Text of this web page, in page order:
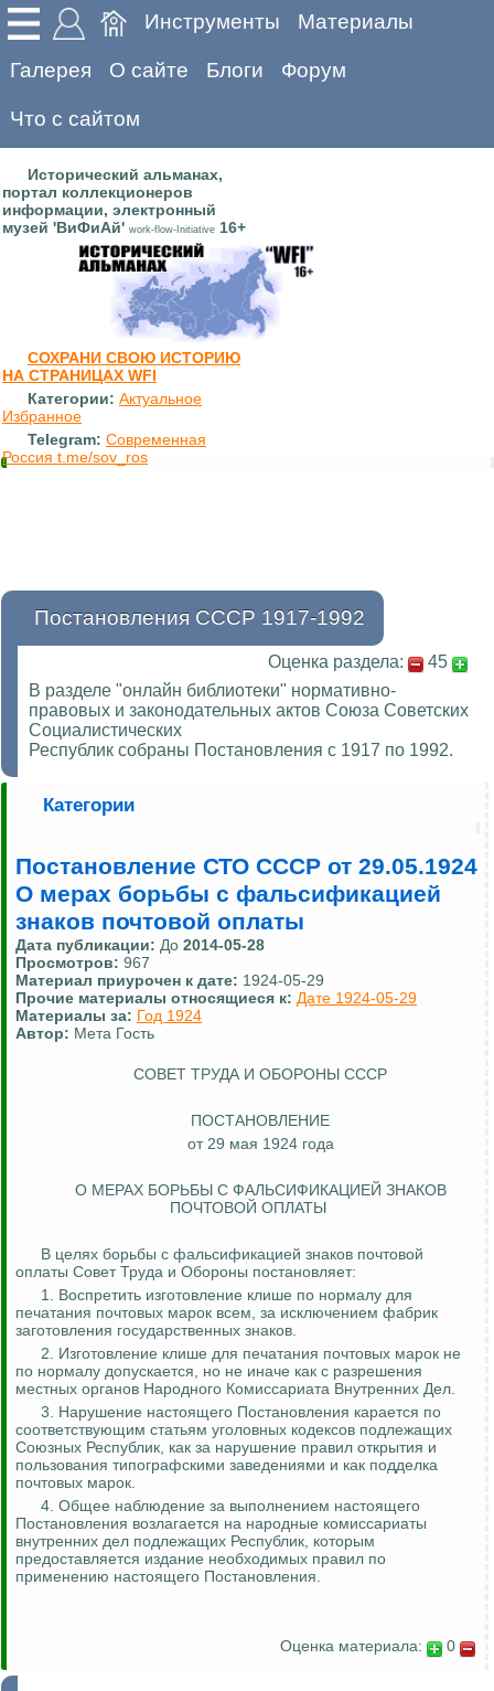
Инструменты Материалы
Галерея О сайте Блоги Форум
Что с сайтом
Исторический альманах,
портал коллекционеров
информации, электронный
музей 'ВиФиАй' work-flow-Initiative 16+
СОХРАНИ СВОЮ ИСТОРИЮ
НА СТРАНИЦАХ WFI
Категории: Актуальное
Избранное
Telegram: Современная
Россия t.me/sov_ros
Постановления СССР 1917-1992
Оценка раздела:
45
В разделе "онлайн библиотеки" нормативно-
правовых и законодательных актов Союза Советских
Социалистических
Республик собраны Постановления с 1917 по 1992.
Категории
Постановление СТО СССР от 29.05.1924
О мерах борьбы с фальсификацией
знаков почтовой оплаты
Дата публикации: До 2014-05-28
Просмотров: 967
Материал приурочен к дате: 1924-05-29
Прочие материалы относящиеся к: Дате 1924-05-29
Материалы за: Год 1924
Автор: Мета Гость
СОВЕТ ТРУДА И ОБОРОНЫ СССР
ПОСТАНОВЛЕНИЕ
от 29 мая 1924 года
О МЕРАХ БОРЬБЫ С ФАЛЬСИФИКАЦИЕЙ ЗНАКОВ
ПОЧТОВОЙ ОПЛАТЫ
В целях борьбы с фальсификацией знаков почтовой
оплаты Совет Труда и Обороны постановляет:
1. Воспретить изготовление клише по нормалу для
печатания почтовых марок всем, за исключением фабрик
заготовления государственных знаков.
2. Изготовление клише для печатания почтовых марок не
по нормалу допускается, но не иначе как с разрешения
местных органов Народного Комиссариата Внутренних Дел.
3. Нарушение настоящего Постановления карается по
соответствующим статьям уголовных кодексов подлежащих
Союзных Республик, как за нарушение правил открытия и
пользования типографскими заведениями и как подделка
почтовых марок.
4. Общее наблюдение за выполнением настоящего
Постановления возлагается на народные комиссариаты
внутренних дел подлежащих Республик, которым
предоставляется издание необходимых правил по
применению настоящего Постановления.
Оценка материала: 0